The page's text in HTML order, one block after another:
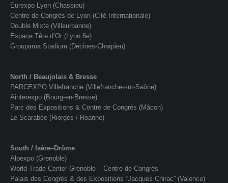
Eurexpo Lyon (Chassieu)
Centre de Congrès de Lyon (Cité Internationale)
Double Mixte (Villeurbanne)
Espace Tête d’Or (Lyon 6e)
Groupama Stadium (Décines-Charpieu)
North / Beaujolais & Bresse
PARCEXPO Villefranche (Villefranche-sur-Saône)
Ainterexpo (Bourg-en-Bresse)
Parc des Expositions & Centre de Congrès (Mâcon)
Le Scarabée (Riorges / Roanne)
South / Isère–Drôme
Alpexpo (Grenoble)
World Trade Center Grenoble – Centre de Congrès
Palais des Congrès & des Expositions “Jacques Chirac” (Valence)